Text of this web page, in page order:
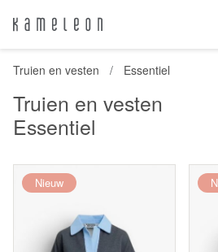
Truien en vesten Essentiel
Truien en vesten
Essentiel
Nieuw